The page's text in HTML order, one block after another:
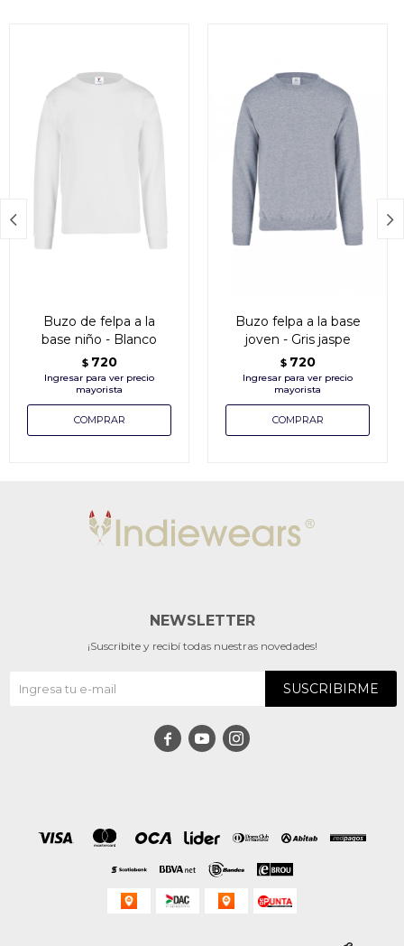
Buzo de felpa a la
base niño - Blanco
$ 720
Buzo felpa a la base
joven - Gris jaspe
$ 720
 
NEWSLETTER
¡Suscribite y recibí todas nuestras novedades!
SUSCRIBIRME
  